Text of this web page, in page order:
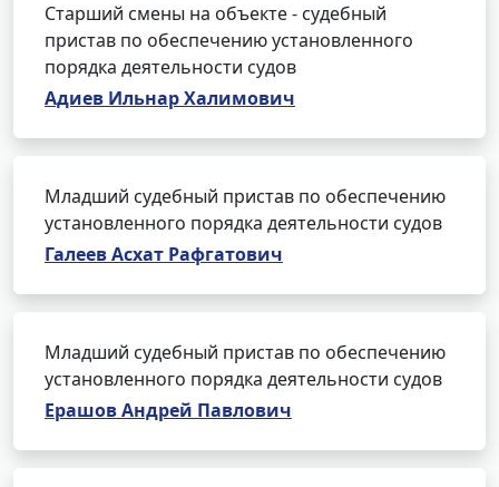
Старший смены на объекте - судебный
пристав по обеспечению установленного
порядка деятельности судов
Адиев Ильнар Халимович
Младший судебный пристав по обеспечению
установленного порядка деятельности судов
Галеев Асхат Рафгатович
Младший судебный пристав по обеспечению
установленного порядка деятельности судов
Ерашов Андрей Павлович